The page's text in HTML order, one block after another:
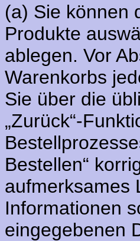
(a) Sie können
Produkte
ablegen. Vor
Warenkorbs
Sie über die
„Zurück“-
Bestellen“
aufmerksames
Informationen
eingegebenen